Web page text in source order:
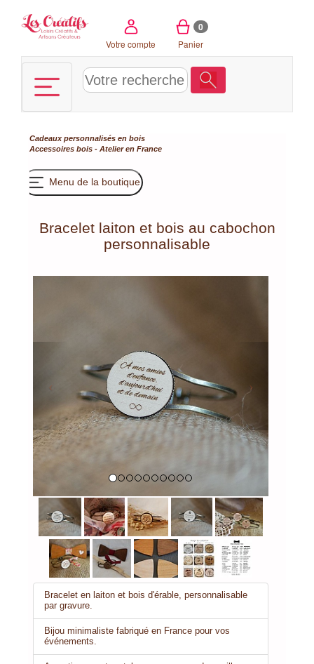
Votre compte
0
Panier
Cadeaux personnalisés en bois
Accessoires bois - Atelier en France
Menu de la boutique
Bracelet laiton et bois au cabochon
personnalisable
Bracelet en laiton et bois d'érable, personnalisable
par gravure.
Bijou minimaliste fabriqué en France pour vos
événements.